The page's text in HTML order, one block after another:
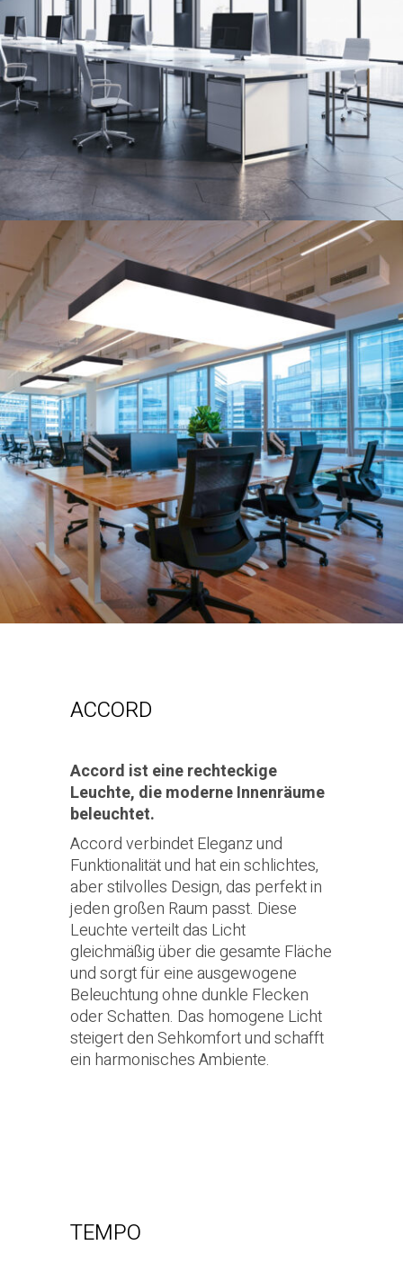
ACCORD
Accord ist eine rechteckige
Leuchte, die moderne Innenräume
beleuchtet.
Accord verbindet Eleganz und
Funktionalität und hat ein schlichtes,
aber stilvolles Design, das perfekt in
jeden großen Raum passt. Diese
Leuchte verteilt das Licht
gleichmäßig über die gesamte Fläche
und sorgt für eine ausgewogene
Beleuchtung ohne dunkle Flecken
oder Schatten. Das homogene Licht
steigert den Sehkomfort und schafft
ein harmonisches Ambiente.
TEMPO